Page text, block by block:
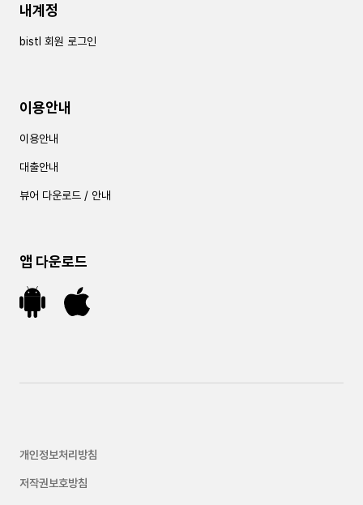
내계정
bistl 회원 로그인
이용안내
이용안내
대출안내
뷰어 다운로드 / 안내
앱 다운로드
개인정보처리방침
저작권보호방침